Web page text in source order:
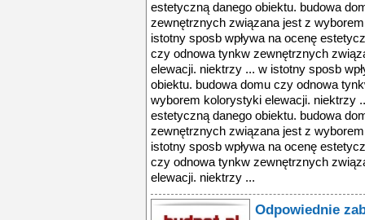
estetyczną danego obiektu. budowa
zewnętrznych związana jest z
istotny sposb wpływa na ocenę
czy odnowa tynkw zewnętrznych
elewacji. niektrzy ... w istotny sposb
obiektu. budowa domu czy odnowa
wyborem kolorystyki elewacji. niektrzy
estetyczną danego obiektu. budowa
zewnętrznych związana jest z
istotny sposb wpływa na ocenę
czy odnowa tynkw zewnętrznych
elewacji. niektrzy ...
Odpowiednie